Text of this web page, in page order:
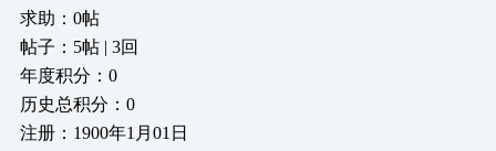
求助：0帖
帖子：5帖 | 3回
年度积分：0
历史总积分：0
注册：1900年1月01日